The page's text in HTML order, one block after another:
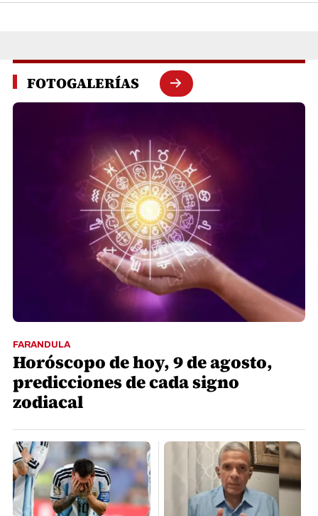
FOTOGALERÍAS
FARANDULA
Horóscopo de hoy, 9 de agosto,
predicciones de cada signo
zodiacal